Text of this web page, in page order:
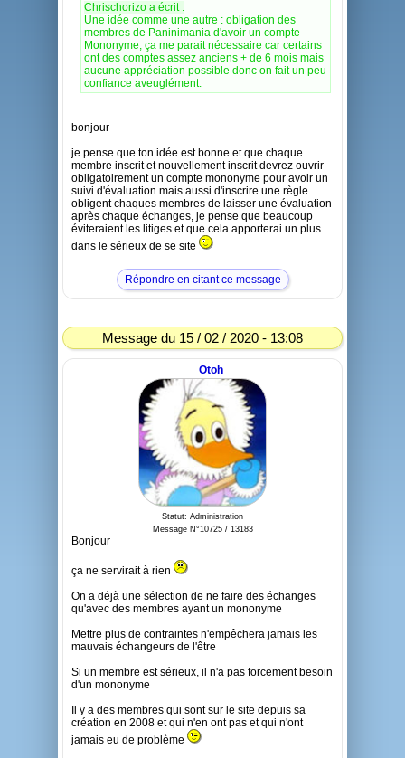
Chrischorizo a écrit :
Une idée comme une autre : obligation des
membres de Paninimania d'avoir un compte
Mononyme, ça me parait nécessaire car certains
ont des comptes assez anciens + de 6 mois mais
aucune appréciation possible donc on fait un peu
confiance aveuglément.
bonjour
je pense que ton idée est bonne et que chaque
membre inscrit et nouvellement inscrit devrez ouvrir
obligatoirement un compte mononyme pour avoir un
suivi d'évaluation mais aussi d'inscrire une règle
obligent chaques membres de laisser une évaluation
après chaque échanges, je pense que beaucoup
éviteraient les litiges et que cela apporterai un plus
dans le sérieux de se site
Répondre en citant ce message
Message du 15 / 02 / 2020 - 13:08
Otoh
Statut: Administration
Message N°10725 / 13183
Bonjour
ça ne servirait à rien
On a déjà une sélection de ne faire des échanges
qu'avec des membres ayant un mononyme
Mettre plus de contraintes n'empêchera jamais les
mauvais échangeurs de l'être
Si un membre est sérieux, il n'a pas forcement besoin
d'un mononyme
Il y a des membres qui sont sur le site depuis sa
création en 2008 et qui n'en ont pas et qui n'ont
jamais eu de problème